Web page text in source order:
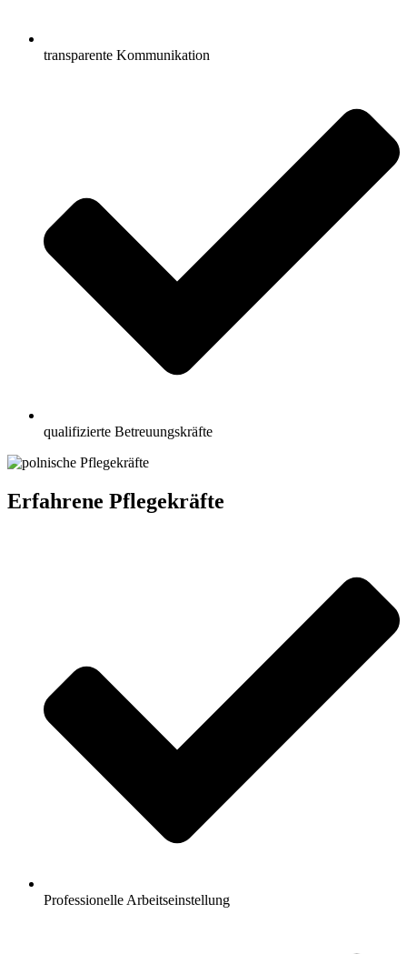
transparente Kommunikation
qualifizierte Betreuungskräfte
Erfahrene Pflegekräfte
Professionelle Arbeitseinstellung